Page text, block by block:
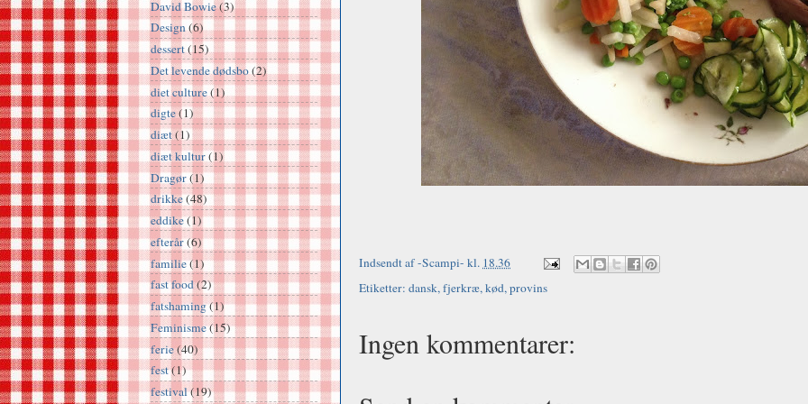
Indsendt af-Scampi- kl. 18.36
Etiketter: dansk,fjerkræ,kød,provins
Ingen kommentarer:
David Bowie(3)
Design(6)
dessert(15)
Det levende dødsbo(2)
diet culture(1)
digte(1)
diæt(1)
diæt kultur(1)
Dragør(1)
drikke(48)
eddike(1)
efterår(6)
familie(1)
fast food(2)
fatshaming(1)
Feminisme(15)
ferie(40)
fest(1)
festival(19)